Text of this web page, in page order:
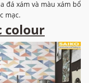
đá xám và màu xám bổ
mạc.
colour